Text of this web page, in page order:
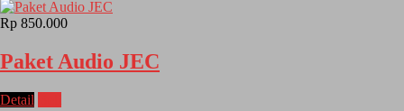
Rp 850.000
Paket Audio JEC
Detail